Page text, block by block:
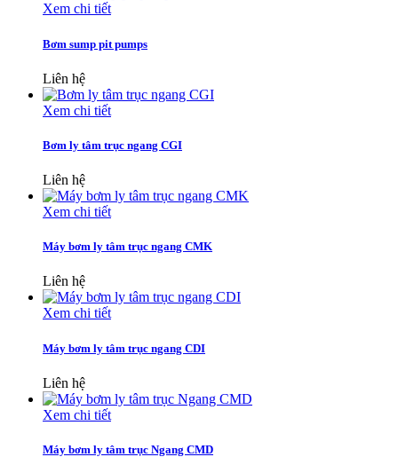
Xem chi tiết
Bơm sump pit pumps
Liên hệ
Xem chi tiết
Bơm ly tâm trục ngang CGI
Liên hệ
Xem chi tiết
Máy bơm ly tâm trục ngang CMK
Liên hệ
Xem chi tiết
Máy bơm ly tâm trục ngang CDI
Liên hệ
Xem chi tiết
Máy bơm ly tâm trục Ngang CMD